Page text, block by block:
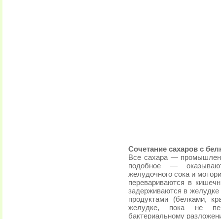
Сочетание сахаров с
Все сахара —
подобное —
желудочного сока и
перевариваются в
задерживаются в
продуктами (белками,
желудке, пока не
бактериальному